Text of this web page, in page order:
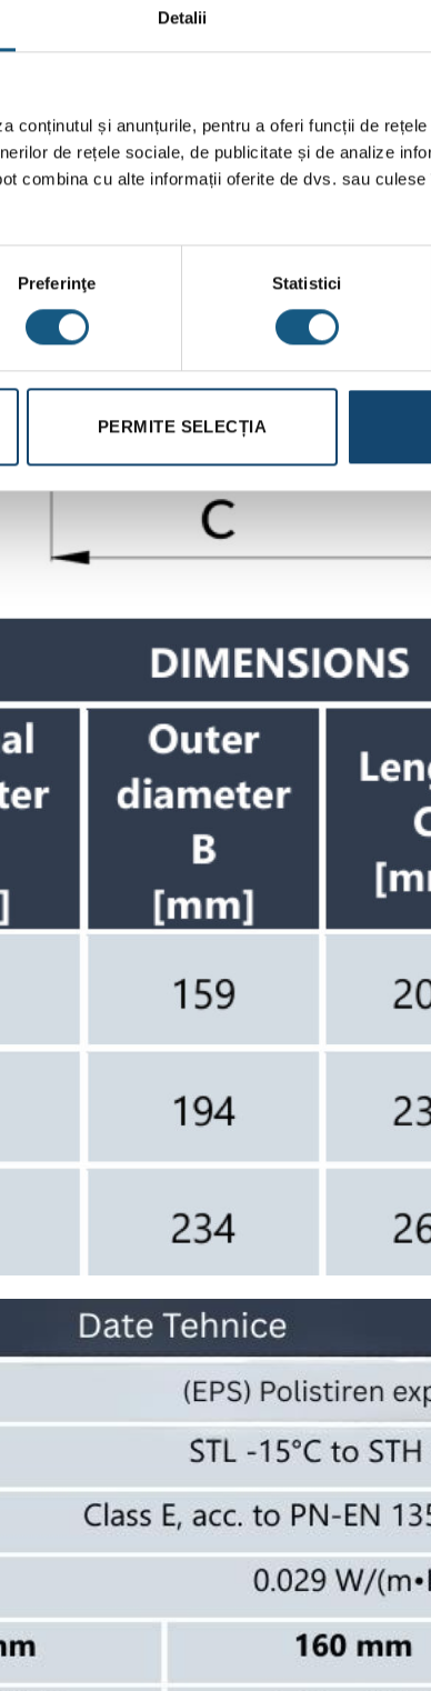
Detalii
conținutul și anunțurile, pentru a oferi funcții de
de rețele sociale, de publicitate și de analize
combina cu alte informații oferite de dvs. sau
Preferinţe Statistici
PERMITE SELECȚIA